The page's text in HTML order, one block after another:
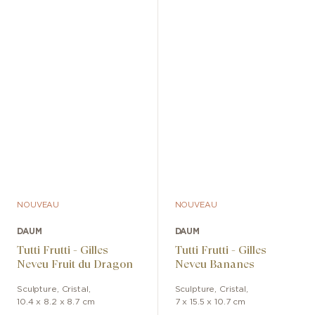
NOUVEAU
DAUM
Tutti Frutti - Gilles
Neveu Fruit du Dragon
Sculpture Cristal
10.4 x 8.2 x 8.7 cm
NOUVEAU
DAUM
Tutti Frutti - Gilles
Neveu Bananes
Sculpture Cristal
7 x 15.5 x 10.7 cm